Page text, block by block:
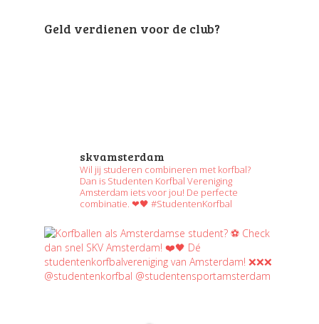
Geld verdienen voor de club?
skvamsterdam
Wil jij studeren combineren met korfbal?
Dan is Studenten Korfbal Vereniging
Amsterdam iets voor jou! De perfecte
combinatie. ❤🖤 #StudentenKorfbal